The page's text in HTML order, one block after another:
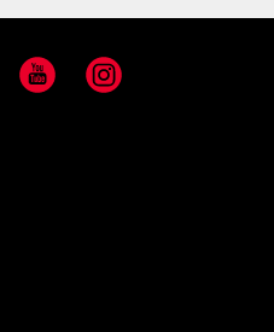
YouTube Instagram